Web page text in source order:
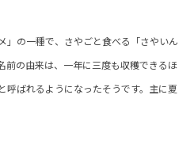
」の一種で、さやごと食べる「さやいん
前の由来は、一年に三度も収穫できるほ
呼ばれるようになったそうです。主に夏